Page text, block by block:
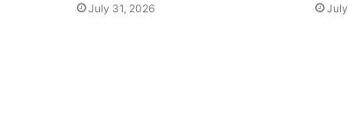
July 31, 2026